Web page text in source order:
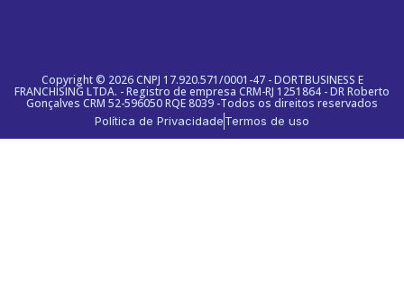
Copyright © 2026 CNPJ 17.920.571/0001-47 - DORTBUSINESS E
FRANCHISING LTDA. - Registro de empresa CRM-RJ 1251864 - DR Roberto
Gonçalves CRM 52-596050 RQE 8039 -Todos os direitos reservados
Política de PrivacidadeTermos de uso